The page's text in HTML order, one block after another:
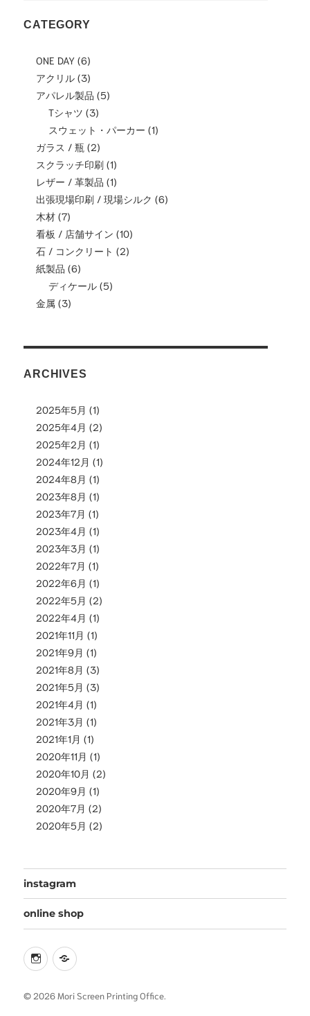
CATEGORY
ONE DAY (6)
アクリル (3)
アパレル製品 (5)
Tシャツ (3)
スウェット・パーカー (1)
ガラス / 瓶 (2)
スクラッチ印刷 (1)
レザー / 革製品 (1)
出張現場印刷 / 現場シルク (6)
木材 (7)
看板 / 店舗サイン (10)
石 / コンクリート (2)
紙製品 (6)
ディケール (5)
金属 (3)
ARCHIVES
2025年5月 (1)
2025年4月 (2)
2025年2月 (1)
2024年12月 (1)
2024年8月 (1)
2023年8月 (1)
2023年7月 (1)
2023年4月 (1)
2023年3月 (1)
2022年7月 (1)
2022年6月 (1)
2022年5月 (2)
2022年4月 (1)
2021年11月 (1)
2021年9月 (1)
2021年8月 (3)
2021年5月 (3)
2021年4月 (1)
2021年3月 (1)
2021年1月 (1)
2020年11月 (1)
2020年10月 (2)
2020年9月 (1)
2020年7月 (2)
2020年5月 (2)
instagram
online shop
instagramonline
© 2026 Mori Screen Printing Office.